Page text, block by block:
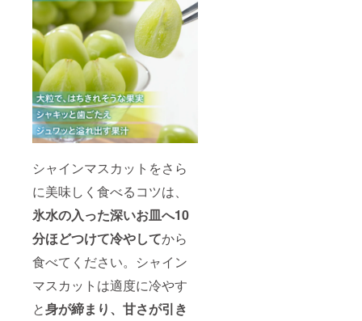
シャインマスカットをさら
に美味しく食べるコツは、
氷水の入った深いお皿へ10
分ほどつけて冷やしてから
食べてください。シャイン
マスカットは適度に冷やす
と身が締まり、甘さが引き